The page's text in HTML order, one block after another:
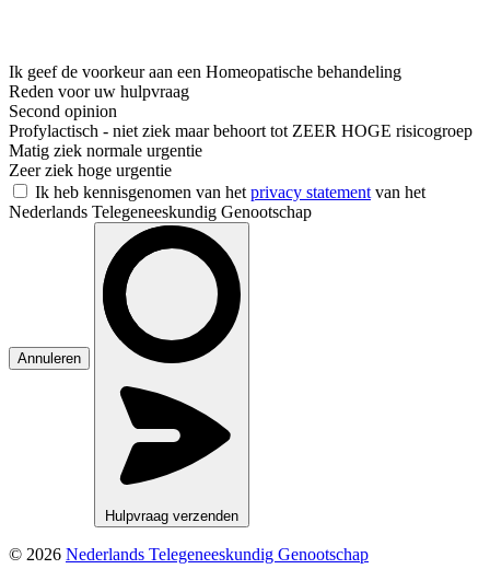
Ik geef de voorkeur aan een Homeopatische behandeling
Reden voor uw hulpvraag
Second opinion
Profylactisch - niet ziek maar behoort tot ZEER HOGE risicogroep
Matig ziek normale urgentie
Zeer ziek hoge urgentie
Ik heb kennisgenomen van het privacy statement van het
Nederlands Telegeneeskundig Genootschap
Annuleren
Hulpvraag verzenden
© 2026 Nederlands Telegeneeskundig Genootschap